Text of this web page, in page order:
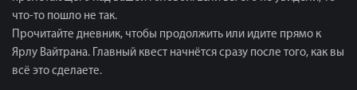
что-то пошло не так.
Прочитайте дневник, чтобы продолжить или идите прямо к
Ярлу Вайтрана. Главный квест начнётся сразу после того, как вы
всё это сделаете.